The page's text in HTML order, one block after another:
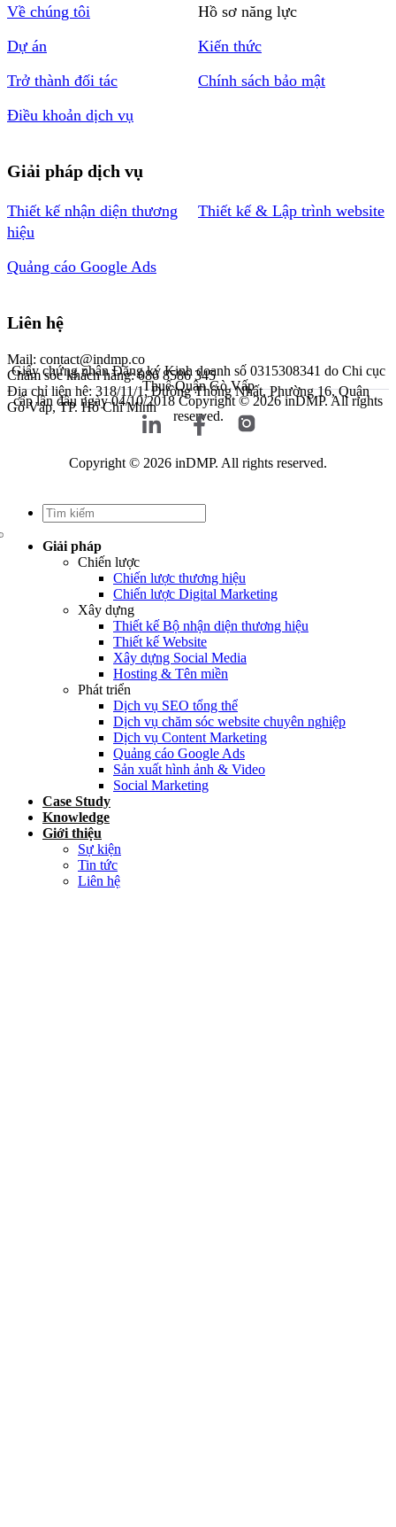
Về chúng tôi
Hồ sơ năng lực
Dự án
Kiến thức
Trở thành đối tác
Chính sách bảo mật
Điều khoản dịch vụ
Giải pháp dịch vụ
Thiết kế nhận diện thương
hiệu
Thiết kế & Lập trình website
Quảng cáo Google Ads
Liên hệ
Mail: contact@indmp.co
Chăm sóc khách hàng: 086 8586 345
Địa chỉ liên hệ: 318/11/1, Đường Thống Nhất, Phường 16, Quận
Gò Vấp, TP. Hồ Chí Minh
Giấy chứng nhận Đăng ký Kinh doanh số 0315308341 do Chi cục
Thuế Quận Gò Vấp
cấp lần đầu ngày 04/10/2018Copyright © 2026 inDMP. All rights
reserved.
Copyright © 2026 inDMP. All rights reserved.
Giải pháp
Chiến lược
Chiến lược thương hiệu
Chiến lược Digital Marketing
Xây dựng
Thiết kế Bộ nhận diện thương hiệu
Thiết kế Website
Xây dựng Social Media
Hosting & Tên miền
Phát triển
Dịch vụ SEO tổng thể
Dịch vụ chăm sóc website chuyên nghiệp
Dịch vụ Content Marketing
Quảng cáo Google Ads
Sản xuất hình ảnh & Video
Social Marketing
Case Study
Knowledge
Giới thiệu
Sự kiện
Tin tức
Liên hệ